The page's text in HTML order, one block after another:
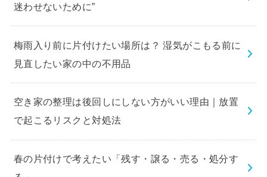
迷わせないために”
梅雨入り前に片付けたい場所は？ 湿気がこもる前に
見直したい家の中の不用品
空き家の整理は後回しにしない方がいい理由｜放置
で起こるリスクと対処法
春の片付けで考えたい「残す・譲る・売る・処分す